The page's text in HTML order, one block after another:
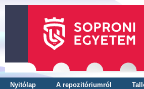
Nyitólap A repozitóriumról